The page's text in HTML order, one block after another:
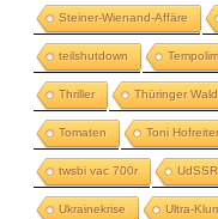
Steiner-Wienand-Affäre
teilshutdown
Thriller Thüringer Wald
Tomaten Toni Hofreiter
twsbi vac 700r UdSSR
Ukrainekrise Ultra-